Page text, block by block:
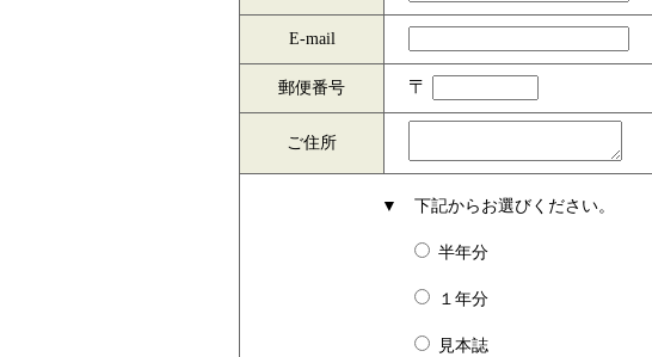
E-mail
郵便番号 〒
ご住所
▼ 下記からお選びください。
半年分
１年分
見本誌